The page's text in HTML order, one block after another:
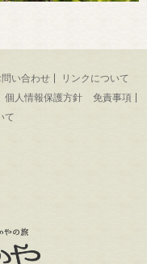
い合わせ
リンクについて
個人情報保護方針
免責事項
て